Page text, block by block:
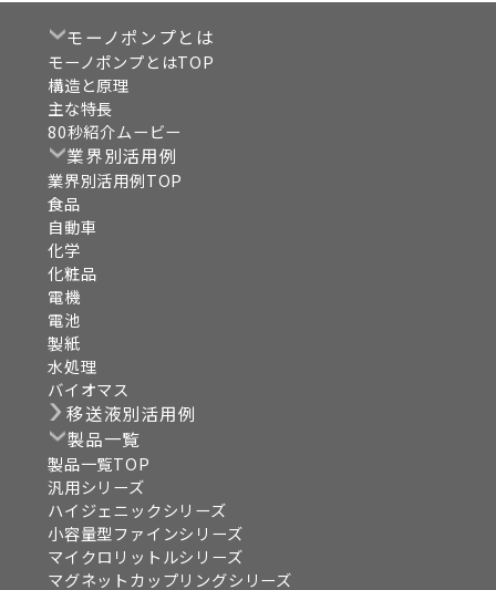
モーノポンプとは
モーノポンプとはTOP
構造と原理
主な特長
80秒紹介ムービー
業界別活用例
業界別活用例TOP
食品
自動車
化学
化粧品
電機
電池
製紙
水処理
バイオマス
移送液別活用例
製品一覧
製品一覧TOP
汎用シリーズ
ハイジェニックシリーズ
小容量型ファインシリーズ
マイクロリットルシリーズ
マグネットカップリングシリーズ